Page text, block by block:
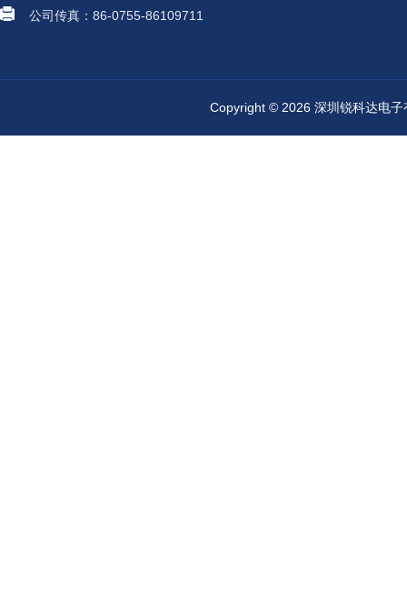
公司传真：86-0755-86109711
Copyright © 2026 深圳锐科达电